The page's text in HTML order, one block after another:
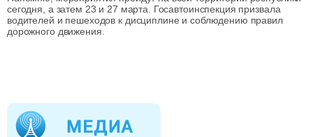
сегодня, а затем 23 и 27 марта. Госавтоинспекция призвала
водителей и пешеходов к дисциплине и соблюдению правил
дорожного движения.